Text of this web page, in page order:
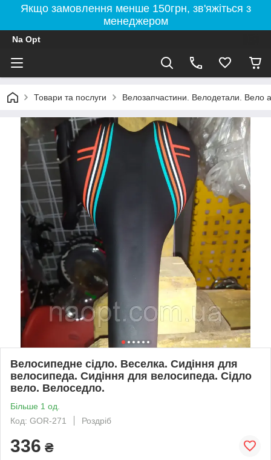
Якщо замовлення менше 150грн, зв'яжіться з
менеджером
Na Opt
Товари та послуги Велозапчастини. Велодетали. Вело
Велосипедне сідло. Веселка. Сидіння для
велосипеда. Сидіння для велосипеда. Сідло
вело. Велоседло.
Більше 1 од.
Код: GOR-271
Роздріб
336 ₴